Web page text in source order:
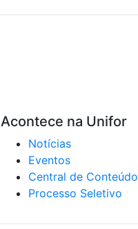
Acontece na Unifor
Notícias
Eventos
Central de Conteúdo
Processo Seletivo